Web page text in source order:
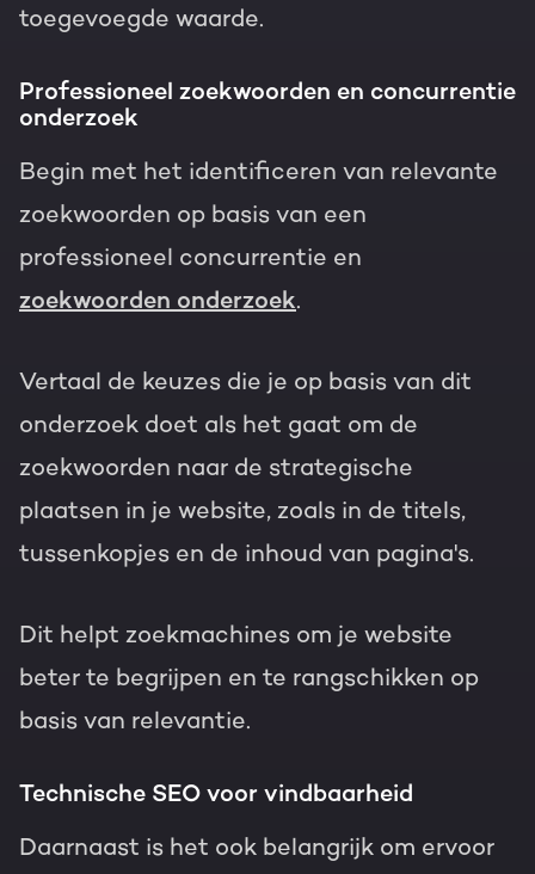
toegevoegde waarde.
Professioneel zoekwoorden en concurrentie
onderzoek
Begin met het identificeren van relevante
zoekwoorden op basis van een
professioneel concurrentie en
zoekwoorden onderzoek.
Vertaal de keuzes die je op basis van dit
onderzoek doet als het gaat om de
zoekwoorden naar de strategische
plaatsen in je website, zoals in de titels,
tussenkopjes en de inhoud van pagina's.
Dit helpt zoekmachines om je website
beter te begrijpen en te rangschikken op
basis van relevantie.
Technische SEO voor vindbaarheid
Daarnaast is het ook belangrijk om ervoor